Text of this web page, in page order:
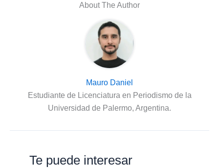
About The Author
Mauro Daniel
Estudiante de Licenciatura en Periodismo de la
Universidad de Palermo, Argentina.
Te puede interesar